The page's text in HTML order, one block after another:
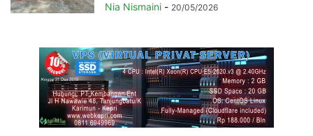
Nia Nismaini - 20/05/2026